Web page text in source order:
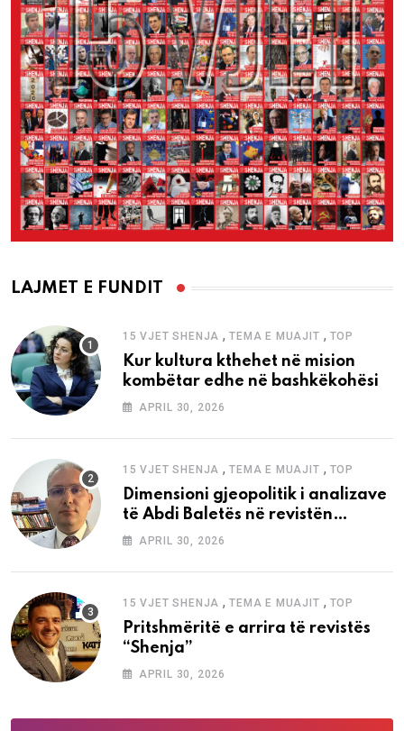
LAJMET E FUNDIT
15 VJET SHENJA ,TEMA E MUAJIT , TOP
Kur kultura kthehet në mision
kombëtar edhe në bashkëkohësi
APRIL 30, 2026
15 VJET SHENJA ,TEMA E MUAJIT , TOP
Dimensioni gjeopolitik i analizave
të Abdi Baletës në revistën
“Shenja”
APRIL 30, 2026
15 VJET SHENJA ,TEMA E MUAJIT , TOP
Pritshmëritë e arrira të revistës
“Shenja”
APRIL 30, 2026